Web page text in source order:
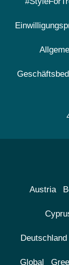
Austria
Deutschland
Global